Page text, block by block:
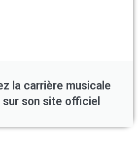
la carrière musicale
sur son site officiel